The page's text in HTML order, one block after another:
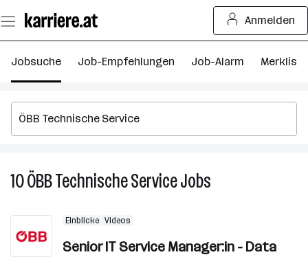
Seiteninhalt
springen
Anmelden
Jobsuche Job-Empfehlungen Job-Alarm Merkliste
10ÖBB Technische ServiceJobs
Jobs
Einblicke Videos
Senior IT Service Manager:in - Data